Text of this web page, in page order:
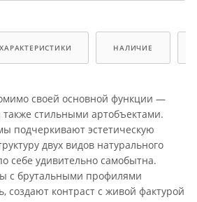
ХАРАКТЕРИСТИКИ НАЛИЧИЕ
своей основной функции —
стильными артобъектами.
подчеркивают эстетическую
двух видов натурального
себе удивительно самобытна.
с брутальными профилями
создают контраст с живой фактурой